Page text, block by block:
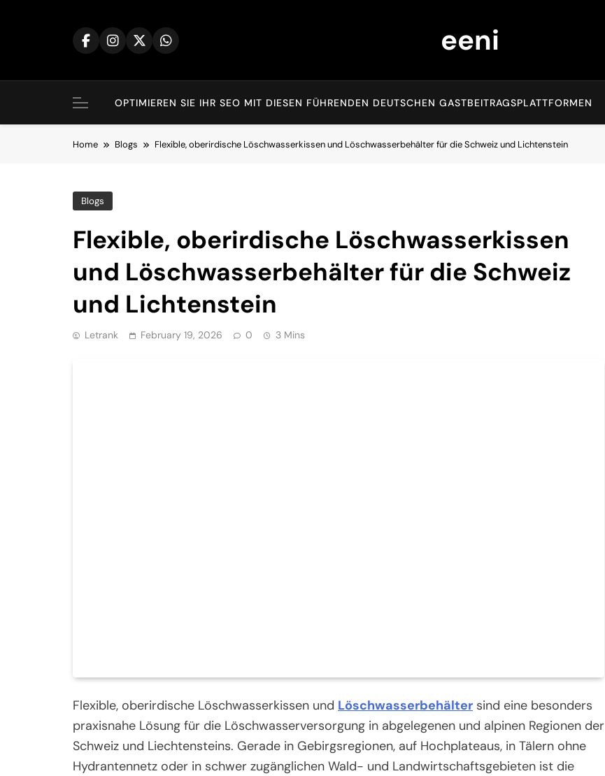
eeni
OPTIMIEREN SIE IHR SEO MIT DIESEN FÜHRENDEN DEUTSCHEN GASTBEITRAGSPLATTFORMEN
Home Blogs Flexible, oberirdische Löschwasserkissen und Löschwasserbehälter für die Schweiz und Lichtenstein
Blogs
Flexible, oberirdische Löschwasserkissen
und Löschwasserbehälter für die Schweiz
und Lichtenstein
Letrank February 19, 2026 0 3 Mins
Flexible, oberirdische Löschwasserkissen und Löschwasserbehälter sind eine besonders
praxisnahe Lösung für die Löschwasserversorgung in abgelegenen und alpinen Regionen der
Schweiz und Liechtensteins. Gerade in Gebirgsregionen, auf Hochplateaus, in Tälern ohne
Hydrantennetz oder in schwer zugänglichen Wald- und Landwirtschaftsgebieten ist die